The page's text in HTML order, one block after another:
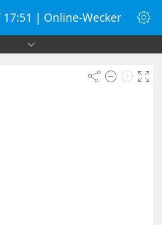
| Online-Wecker